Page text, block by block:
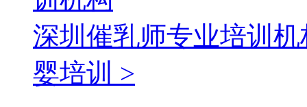
深圳催乳师专业培训机
婴培训 >